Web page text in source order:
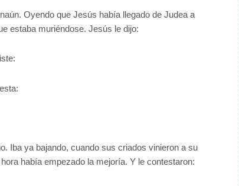
Oyendo que Jesús había llegado de Judea a
estaba muriéndose. Jesús le dijo:
Iba ya bajando, cuando sus criados vinieron a su
había empezado la mejoría. Y le contestaron: